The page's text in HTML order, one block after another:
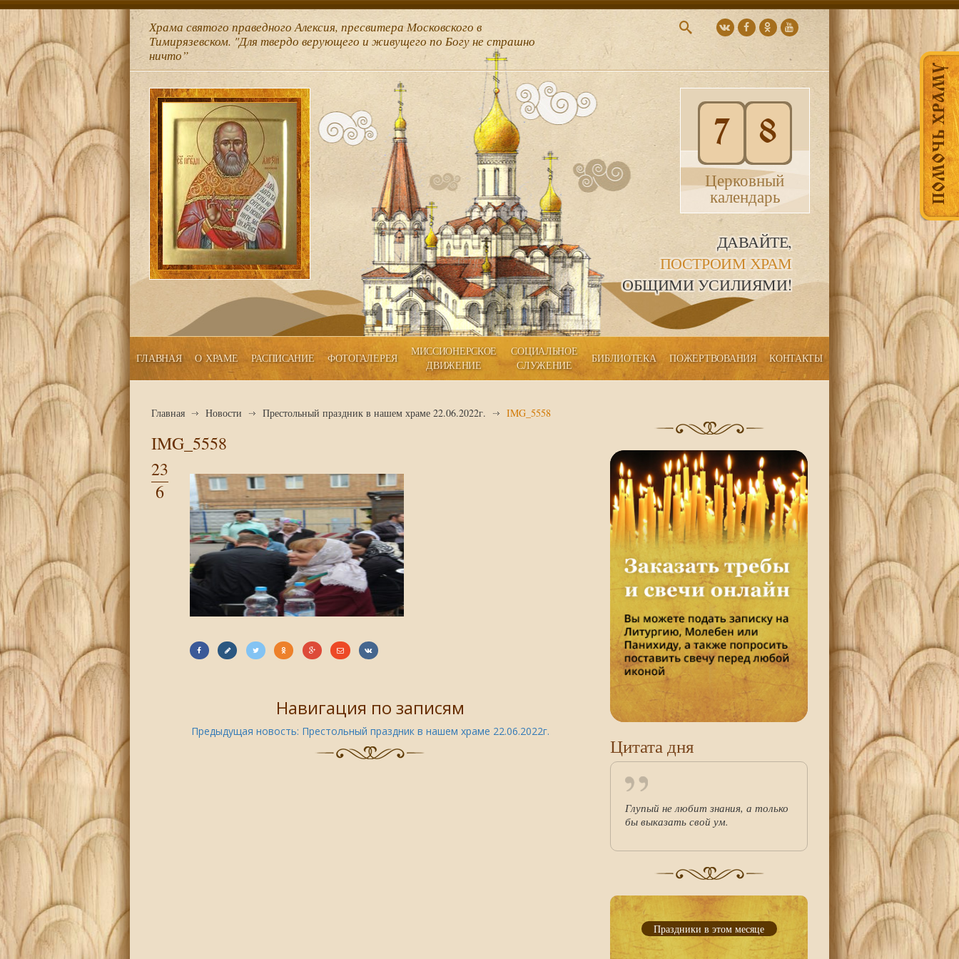
ПОМОЧЬ ХРАМУ
Храма святого праведного Алексия, пресвитера Московского в
Тимирязевском. "Для твердо верующего и живущего по Богу не страшно
ничто”
7 8
Церковный
календарь
ДАВАЙТЕ,
ПОСТРОИМ ХРАМ
ОБЩИМИ УСИЛИЯМИ!
ГЛАВНАЯ О ХРАМЕ РАСПИСАНИЕ ФОТОГАЛЕРЕЯ
МИССИОНЕРСКОЕ
ДВИЖЕНИЕ
СОЦИАЛЬНОЕ
СЛУЖЕНИЕ
БИБЛИОТЕКА ПОЖЕРТВОВАНИЯ КОНТАКТЫ
Главная Новости Престольный праздник в нашем храме 22.06.2022г. IMG_5558
IMG_5558
23
6
Навигация по записям
Предыдущая новость: Престольный праздник в нашем храме 22.06.2022г.
Цитата дня
Глупый не любит знания, а только
бы выказать свой ум.
Праздники в этом месяце